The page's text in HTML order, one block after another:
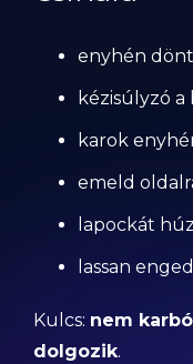
enyhén
kézisúlyzó
karok
emeld
lapockát
lassan
Kulcs: nem
dolgozik.